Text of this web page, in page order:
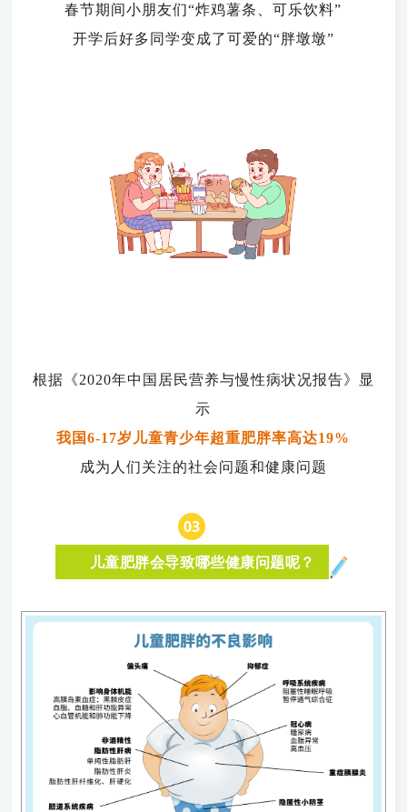
春节期间小朋友们“炸鸡薯条、可乐饮料”
开学后好多同学变成了可爱的“胖墩墩”
根据《2020年中国居民营养与慢性病状况报告》显
示
我国6-17岁儿童青少年超重肥胖率高达19%
成为人们关注的社会问题和健康问题
03
儿童肥胖会导致哪些健康问题呢？